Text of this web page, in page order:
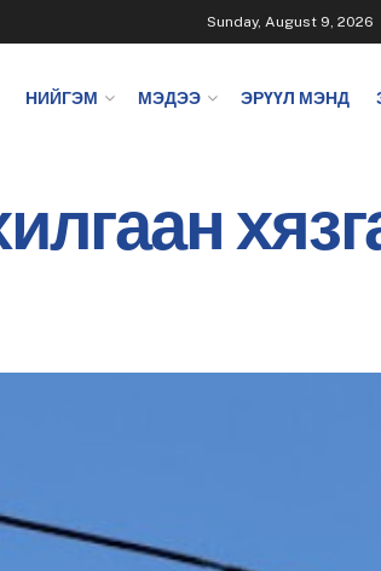
Sunday, August 9, 2026
НИЙГЭМ МЭДЭЭ ЭРҮҮЛ МЭНД